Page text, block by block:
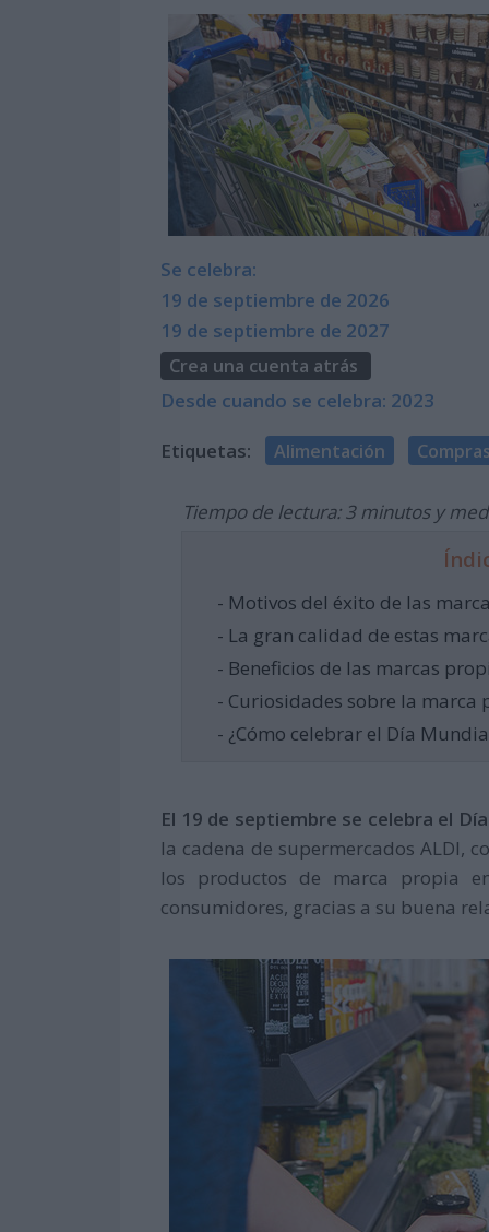
Se celebra:
19 de septiembre de 2026
19 de septiembre de 2027
Crea una cuenta atrás
Desde cuando se celebra: 2023
Etiquetas: Alimentación Compras
Tiempo de lectura: 3 minutos y
- Motivos del éxito de las
- La gran calidad de estas
- Beneficios de las marcas
- Curiosidades sobre la marca
- ¿Cómo celebrar el Día
El 19 de septiembre se celebra el
la cadena de supermercados ALDI,
los productos de marca propia
consumidores, gracias a su buena